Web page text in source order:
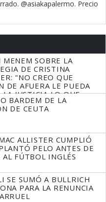
@asiakapalermo. Precio
MENEM SOBRE LA
DE CRISTINA
"NO CREO QUE
DE AFUERA LE PUEDA
LA JUSTICIA LO QUE
HACER"
BARDEM DE LA
DE CEUTA
ALLISTER CUMPLIÓ
PELO ANTES DE
AL FÚTBOL INGLÉS
SE SUMÓ A BULLRICH
PARA LA RENUNCIA